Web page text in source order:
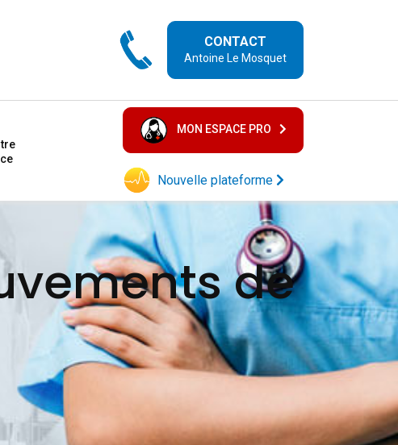
CONTACT
Antoine Le Mosquet
MON ESPACE PRO
Nouvelle plateforme
de